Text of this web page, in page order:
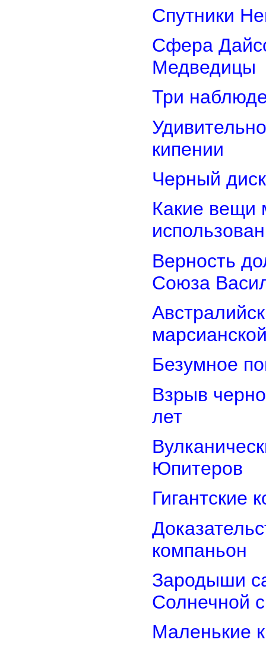
Спутники
Сфера
Медведицы
Три
кипении
Черный
Какие вещи
Верность
Союза
Безумное
Взрыв
лет
Юпитеров
Гигантские
компаньон
Зародыши
Солнечной
Маленькие